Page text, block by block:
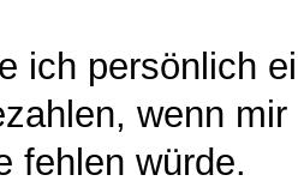
ich persönlich
wenn
fehlen würde.